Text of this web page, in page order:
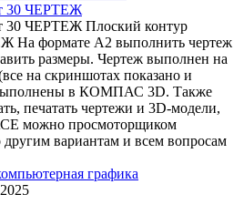
30 ЧЕРТЕЖ
30 ЧЕРТЕЖ Плоский контур
На формате А2 выполнить чертеж
размеры. Чертеж выполнен на
на скриншотах показано и
выполнены в КОМПАС 3D. Также
печатать чертежи и 3D-модели,
можно просмоторщиком
вариантам и всем вопросам
графика